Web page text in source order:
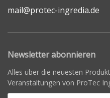
mail@protec-ingredia.de
Newsletter abonnieren
Alles über die neuesten
Veranstaltungen von ProTec